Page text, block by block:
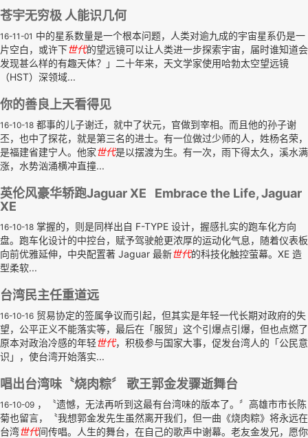
苍宇无穷极 人能识几何
16-11-01 中的星系数量是一个根本问题，人类对逾九成的宇宙星系仍是一
片空白，或许下世代的望远镜可以让人类进一步探索宇宙，届时谁知道会
发现甚么样的有趣天体？」二十年来，天文学家使用哈勃太空望远镜
（HST）深领域...
你的善良上天看得见
16-10-18 都事的儿子谢迁，就中了状元，官做到宰相。而且他的孙子谢
丕，也中了探花，就是第三名的进士。有一位做过少师的人，姓杨名荣，
是福建省建宁人。他家世代是以摆渡为生。有一次，雨下得太久，溪水满
涨，水势汹涌横冲直撞...
英伦风豪华轿跑Jaguar XE Embrace the Life, Jaguar
XE
16-10-18 掌握的，则是同样出自 F-TYPE 设计，握感扎实的跑车化方向
盘。跑车化设计的中控台，赋予驾驶舱更浓厚的运动化气息，随着仪表板
向前优雅延伸，中央配置著 Jaguar 最新世代的科技化触控萤幕。XE 造
型柔软...
台湾民主任重道远
16-10-16 贸易协定的签属争议而引起，但其实是年轻一代长期对政府的失
望，公平正义不能落实等，最后在「服贸」这个引爆点引爆，但也点燃了
原本对政治冷感的年轻世代，积极参与国家大事，促发台湾人的「公民意
识」，使台湾开始落实...
唱出台湾味〝烧肉粽〞 歌王郭金发骤逝舞台
16-10-09 ，〝遗憾，无法再听到这最有台湾味的版本了。〞高雄市市长陈
菊也留言，〝我想郭金发先生虽然离开我们，但一曲《烧肉粽》将永远在
台湾世代间传唱。人生的舞台，在自己的歌声中谢幕。老友金发兄，愿你